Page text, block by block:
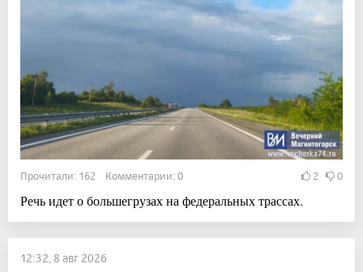
Прочитали: 162 Комментарии: 0 2 0
Речь идет о большегрузах на федеральных трассах.
12:32, 8 авг 2026